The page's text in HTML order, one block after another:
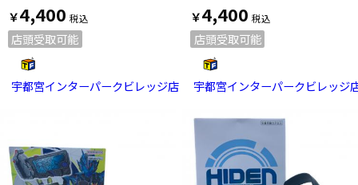
￥4,400
店頭受取可能
宇都宮インターパークビレッジ店
￥4,400
店頭受取可能
宇都宮インターパークビレッジ